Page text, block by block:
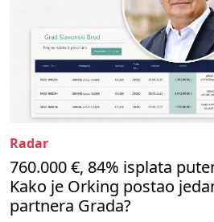
Radar
760.000 €, 84% isplata
Kako je Orking postao
partnera Grada?